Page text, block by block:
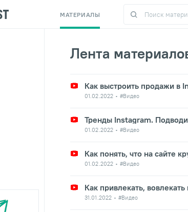
МАТЕРИАЛЫ
Лента
Как выстроить продажи в
01.02.2022 #Видео
Тренды Instagram.
01.02.2022 #Видео
Как понять, что на сайте
01.02.2022 #Видео
Как привлекать,
31.01.2022 #Видео